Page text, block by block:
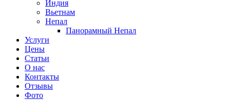
Индия
Вьетнам
Непал
Панорамный Непал
Услуги
Цены
Статьи
О нас
Контакты
Отзывы
Фото